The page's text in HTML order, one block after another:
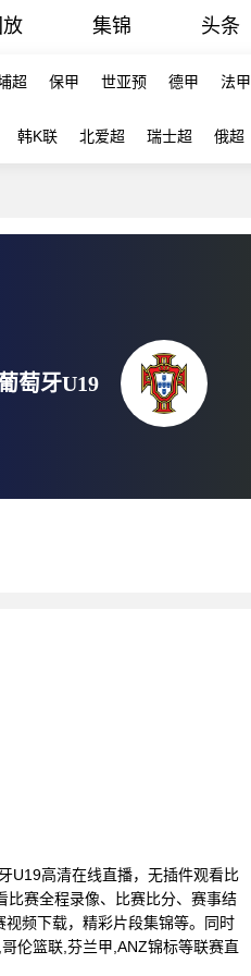
放 集锦 头条
超 保甲 世亚预 德甲 法甲
韩K联 北爱超 瑞士超 俄超
萄牙U19
U19高清在线直播，无插件观看比
比赛全程录像、比赛比分、赛事结
频下载，精彩片段集锦等。同时
伦篮联,芬兰甲,ANZ锦标等联赛直